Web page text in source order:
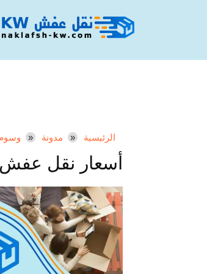
الرئيسية مدونة
أسعار نقل عفش